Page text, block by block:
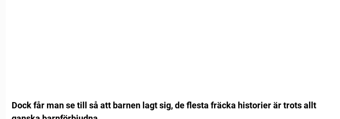
Dock får man se till så att barnen lagt sig, de flesta fräcka historier är trots allt